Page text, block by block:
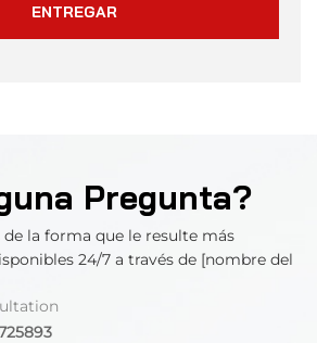
ENTREGAR
Pregunta?
la forma que le resulte más
24/7 a través de [nombre del